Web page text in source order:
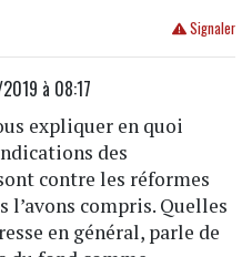
Signaler
à 08:17
expliquer en quoi
des
contre les réformes
l’avons compris. Quelles
en général, parle de